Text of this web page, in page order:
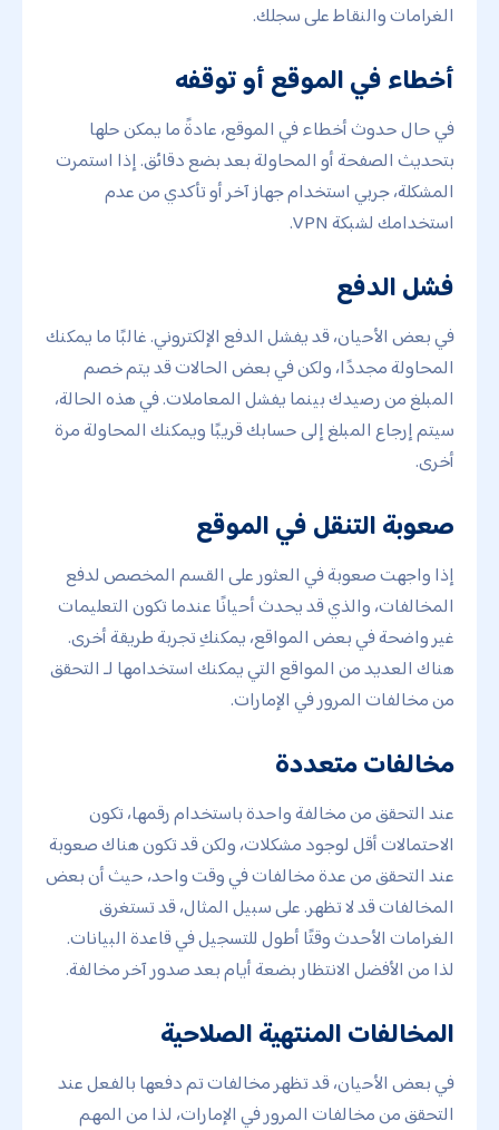
الغرامات والنقاط على سجلك.
أخطاء في الموقع أو توقفه
في حال حدوث أخطاء في الموقع، عادةً ما يمكن حلها
بتحديث الصفحة أو المحاولة بعد بضع دقائق. إذا استمرت
المشكلة، جربي استخدام جهاز آخر أو تأكدي من عدم
استخدامك لشبكة VPN.
فشل الدفع
في بعض الأحيان، قد يفشل الدفع الإلكتروني. غالبًا ما يمكنك
المحاولة مجددًا، ولكن في بعض الحالات قد يتم خصم
المبلغ من رصيدك بينما يفشل المعاملات. في هذه الحالة،
سيتم إرجاع المبلغ إلى حسابك قريبًا ويمكنك المحاولة مرة
أخرى.
صعوبة التنقل في الموقع
إذا واجهت صعوبة في العثور على القسم المخصص لدفع
المخالفات، والذي قد يحدث أحيانًا عندما تكون التعليمات
غير واضحة في بعض المواقع، يمكنكِ تجربة طريقة أخرى.
هناك العديد من المواقع التي يمكنك استخدامها لـ التحقق
من مخالفات المرور في الإمارات.
مخالفات متعددة
عند التحقق من مخالفة واحدة باستخدام رقمها، تكون
الاحتمالات أقل لوجود مشكلات، ولكن قد تكون هناك صعوبة
عند التحقق من عدة مخالفات في وقت واحد، حيث أن بعض
المخالفات قد لا تظهر. على سبيل المثال، قد تستغرق
الغرامات الأحدث وقتًا أطول للتسجيل في قاعدة البيانات.
لذا من الأفضل الانتظار بضعة أيام بعد صدور آخر مخالفة.
المخالفات المنتهية الصلاحية
في بعض الأحيان، قد تظهر مخالفات تم دفعها بالفعل عند
التحقق من مخالفات المرور في الإمارات، لذا من المهم